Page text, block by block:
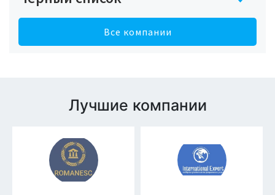
Все компании
Лучшие компании